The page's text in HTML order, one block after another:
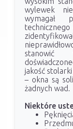
wylewek
wymagał
technicznego
stanowić
jakość
– okna są
żadnych wad.
Niektóre